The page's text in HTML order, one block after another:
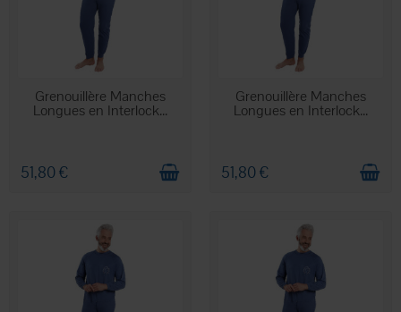
EN STOCK
Grenouillère Manches
Longues en Interlock...
51,80 €
EN STOCK
Grenouillère Manches
Longues en Interlock...
51,80 €